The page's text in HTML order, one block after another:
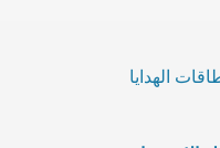
الهدايا